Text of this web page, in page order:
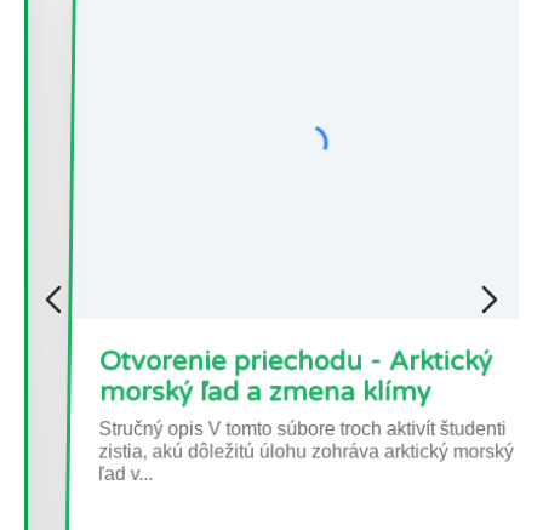
Otvorenie priechodu - Arktický
morský ľad a zmena klímy
Stručný opis V tomto súbore troch aktivít študenti
zistia, akú dôležitú úlohu zohráva arktický morský
ľad v...